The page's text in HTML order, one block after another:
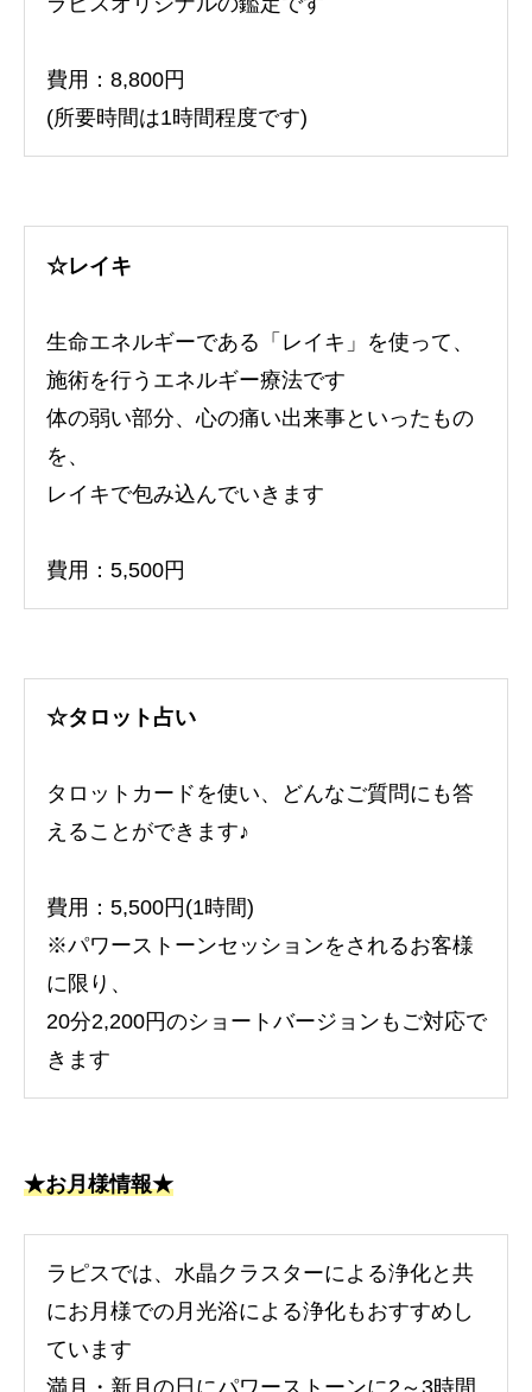
費用：8,800円
(所要時間は1時間程度です)
☆レイキ
生命エネルギーである「レイキ」を使って、
施術を行うエネルギー療法です
体の弱い部分、心の痛い出来事といったもの
を、
レイキで包み込んでいきます
費用：5,500円
☆タロット占い
タロットカードを使い、どんなご質問にも答
えることができます♪
費用：5,500円(1時間)
※パワーストーンセッションをされるお客様
に限り、
20分2,200円のショートバージョンもご対応で
きます
★お月様情報★
ラピスでは、水晶クラスターによる浄化と共
にお月様での月光浴による浄化もおすすめし
ています